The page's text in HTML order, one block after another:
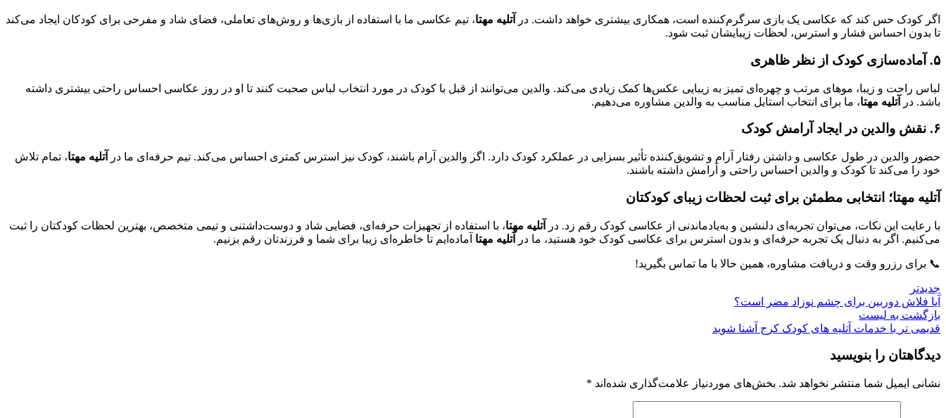
اگر کودک حس کند که عکاسی یک بازی سرگرم‌کننده است، همکاری بیشتری خواهد داشت. در آتلیه مهتا، تیم عکاسی ما با استفاده از بازی‌ها و روش‌های تعاملی، فضای شاد و مفرحی برای کودکان ایجاد می‌کند
تا بدون احساس فشار و استرس، لحظات زیبایشان ثبت شود.
۵. آماده‌سازی کودک از نظر ظاهری
لباس راحت و زیبا، موهای مرتب و چهره‌ای تمیز به زیبایی عکس‌ها کمک زیادی می‌کند. والدین می‌توانند از قبل با کودک در مورد انتخاب لباس صحبت کنند تا او در روز عکاسی احساس راحتی بیشتری داشته
باشد. در
آتلیه مهتا، ما برای انتخاب استایل مناسب به والدین مشاوره می‌دهیم.
۶. نقش والدین در ایجاد آرامش کودک
حضور والدین در طول عکاسی و داشتن رفتار آرام و تشویق‌کننده تأثیر بسزایی در عملکرد کودک دارد. اگر والدین آرام باشند، کودک نیز استرس کمتری احساس می‌کند. تیم حرفه‌ای ما در آتلیه مهتا، تمام تلاش
خود را می‌کند تا کودک و والدین احساس راحتی و آرامش داشته باشند.
آتلیه مهتا؛ انتخابی مطمئن برای ثبت لحظات زیبای کودکتان
با رعایت این نکات، می‌توان تجربه‌ای دلنشین و به‌یادماندنی از عکاسی کودک رقم زد. در آتلیه مهتا، با استفاده از تجهیزات حرفه‌ای، فضایی شاد و دوست‌داشتنی و تیمی متخصص، بهترین لحظات کودکتان را ثبت
می‌کنیم. اگر به دنبال یک تجربه حرفه‌ای و بدون استرس برای عکاسی کودک خود هستید، ما در
آتلیه مهتا آماده‌ایم تا خاطره‌ای زیبا برای شما و فرزندتان رقم بزنیم.
📞 برای رزرو وقت و دریافت مشاوره، همین حالا با ما تماس بگیرید!
جدیدتر
آیا فلاش دوربین برای چشم نوزاد مضر است؟
بازگشت به لیست
قدیمی تر با خدمات آتلیه های کودک کرج آشنا شوید
دیدگاهتان را بنویسید
نشانی ایمیل شما منتشر نخواهد شد. بخش‌های موردنیاز علامت‌گذاری شده‌اند *